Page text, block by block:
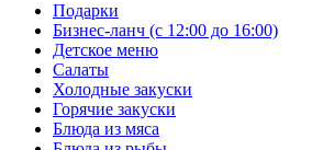
Подарки
Бизнес-ланч (с 12:00 до 16:00)
Детское меню
Салаты
Холодные закуски
Горячие закуски
Блюда из мяса